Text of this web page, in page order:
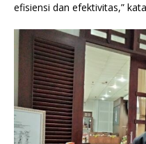
efisiensi dan efektivitas,”